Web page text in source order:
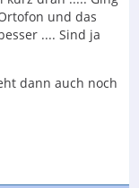
und das
.... Sind ja
dann auch noch